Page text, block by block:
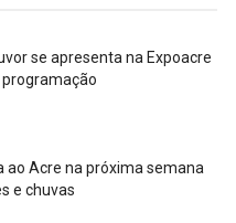
se apresenta na Expoacre
ao Acre na próxima semana
e chuvas